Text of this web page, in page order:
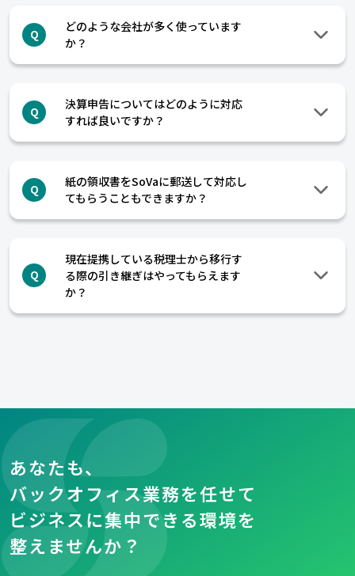
Q
どのような会社が多く使っています
か？
Q
決算申告についてはどのように対応
すれば良いですか？
Q
紙の領収書をSoVaに郵送して対応し
てもらうこともできますか？
Q
現在提携している税理士から移行す
る際の引き継ぎはやってもらえます
か？
あなたも、
バックオフィス業務を任せて
ビジネスに集中できる環境を
整えませんか？